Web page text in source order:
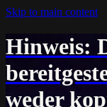
Skip to main content
Hinweis:
weder